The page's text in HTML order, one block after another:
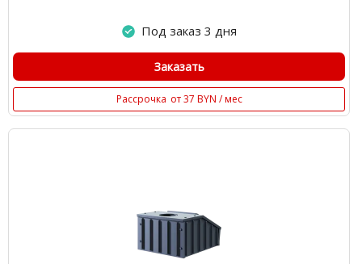
Под заказ 3 дня
Заказать
Рассрочка от 37 BYN / мес